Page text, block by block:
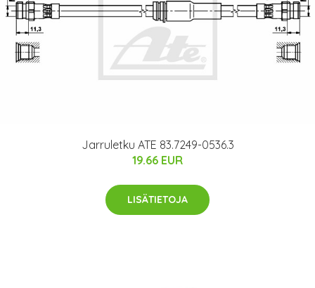
Jarruletku ATE 83.7249-0536.3
19.66 EUR
LISÄTIETOJA